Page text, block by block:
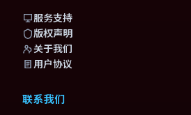
服务支持
版权声明
关于我们
用户协议
联系我们